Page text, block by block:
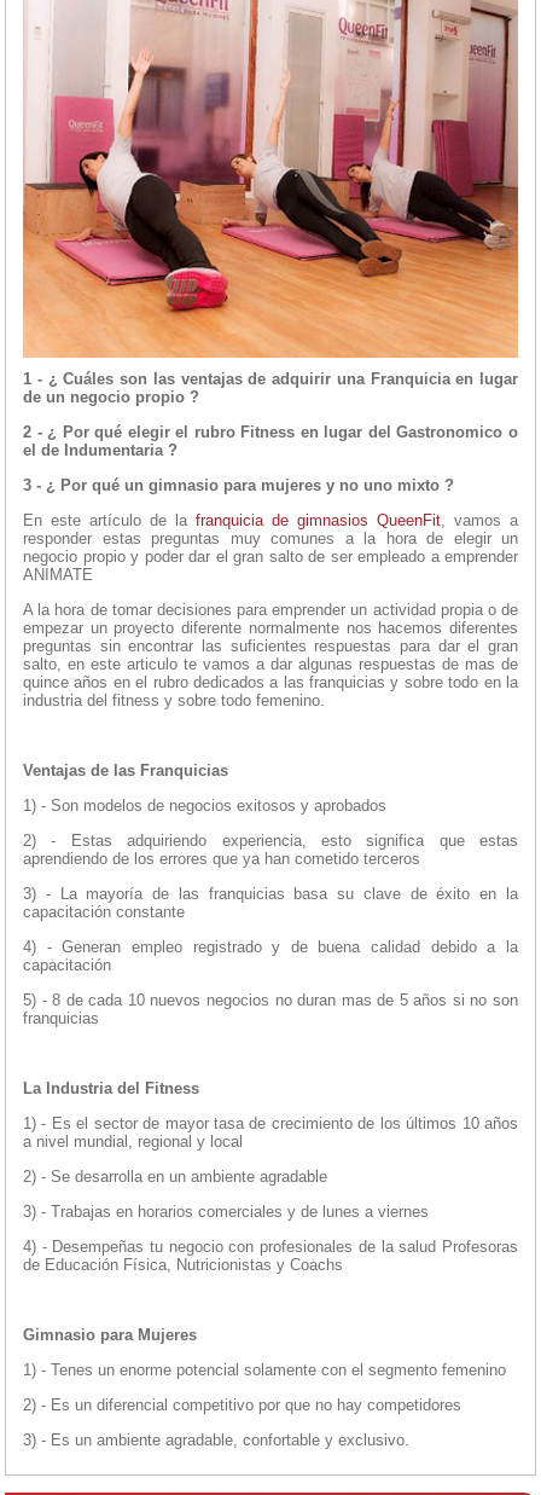
1 - ¿ Cuáles son las ventajas de adquirir una Franquicia en lugar
de un negocio propio ?
2 - ¿ Por qué elegir el rubro Fitness en lugar del Gastronomico o
el de Indumentaria ?
3 - ¿ Por qué un gimnasio para mujeres y no uno mixto ?
En este artículo de la franquicia de gimnasios QueenFit , vamos a
responder estas preguntas muy comunes a la hora de elegir un
negocio propio y poder dar el gran salto de ser empleado a emprender
ANIMATE
A la hora de tomar decisiones para emprender un actividad propia o de
empezar un proyecto diferente normalmente nos hacemos diferentes
preguntas sin encontrar las suficientes respuestas para dar el gran
salto, en este articulo te vamos a dar algunas respuestas de mas de
quince años en el rubro dedicados a las franquicias y sobre todo en la
industria del fitness y sobre todo femenino.
Ventajas de las Franquicias
1) - Son modelos de negocios exitosos y aprobados
2) - Estas adquiriendo experiencia, esto significa que estas
aprendiendo de los errores que ya han cometido terceros
3) - La mayoría de las franquicias basa su clave de éxito en la
capacitación constante
4) - Generan empleo registrado y de buena calidad debido a la
capacitación
5) - 8 de cada 10 nuevos negocios no duran mas de 5 años si no son
franquicias
La Industria del Fitness
1) - Es el sector de mayor tasa de crecimiento de los últimos 10 años
a nivel mundial, regional y local
2) - Se desarrolla en un ambiente agradable
3) - Trabajas en horarios comerciales y de lunes a viernes
4) - Desempeñas tu negocio con profesionales de la salud Profesoras
de Educación Física, Nutricionistas y Coachs
Gimnasio para Mujeres
1) - Tenes un enorme potencial solamente con el segmento femenino
2) - Es un diferencial competitivo por que no hay competidores
3) - Es un ambiente agradable, confortable y exclusivo.